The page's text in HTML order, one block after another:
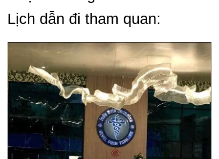
Lịch dẫn đi tham quan: